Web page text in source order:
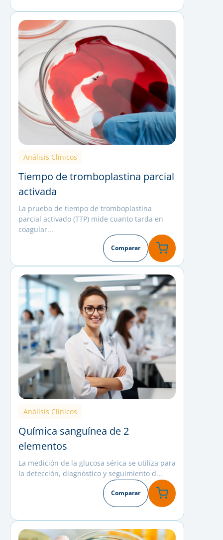
Análisis Clínicos
Tiempo de tromboplastina parcial
activada
La prueba de tiempo de tromboplastina
parcial activado (TTP) mide cuanto tarda en
coagular...
Comparar
Análisis Clínicos
Química sanguínea de 2
elementos
La medición de la glucosa sérica se utiliza para
la detección, diagnóstico y seguimiento d...
Comparar